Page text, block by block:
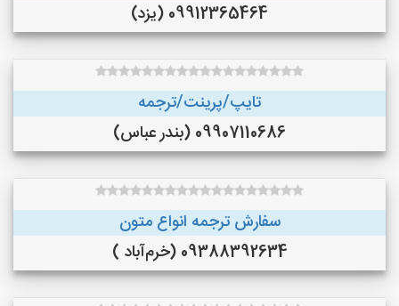
09912365464 (یزد)
تایپ/پرینت/ترجمه
09907110686 (بندر عباس)
سفارش ترجمه انواع متون
09388392634 (خرم‌آباد )